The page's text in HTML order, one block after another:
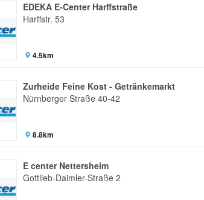
EDEKA E-Center Harffstraße
Harffstr. 53
4.5km
Zurheide Feine Kost - Getränkemarkt
Nürnberger Straße 40-42
8.8km
E center Nettersheim
Gottlieb-Daimler-Straße 2